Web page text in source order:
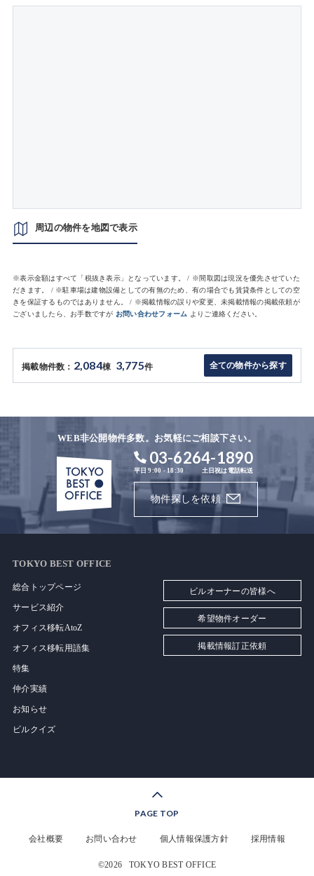
周辺の物件を地図で表示
※表示金額はすべて「税抜き表示」となっています。 / ※間取図は現況を優先させていた
だきます。 / ※駐車場は建物設備としての有無のため、有の場合でも賃貸条件としての空
きを保証するものではありません。 / ※掲載情報の誤りや変更、未掲載情報の掲載依頼が
ございましたら、お手数ですが お問い合わせフォーム よりご連絡ください。
掲載物件数： 2,084棟 3,775件 全ての物件から探す
WEB非公開物件多数。お気軽にご相談下さい。
03-6264-1890
平日 9:00 - 18:30 土日祝は電話転送
物件探しを依頼
TOKYO BEST OFFICE
総合トップページ
サービス紹介
オフィス移転AtoZ
オフィス移転用語集
特集
仲介実績
お知らせ
ビルクイズ
ビルオーナーの皆様へ
希望物件オーダー
掲載情報訂正依頼
PAGE TOP
会社概要 お問い合わせ 個人情報保護方針 採用情報
©2026 TOKYO BEST OFFICE